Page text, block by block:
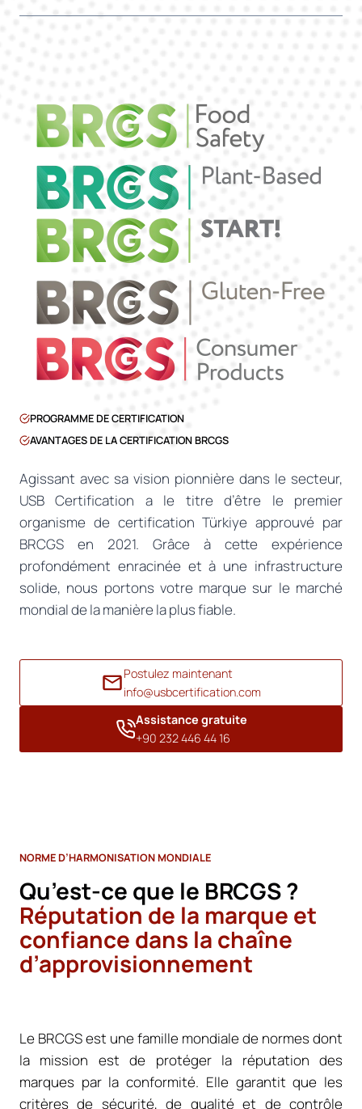
PROGRAMME DE CERTIFICATION
AVANTAGES DE LA CERTIFICATION BRCGS
Agissant avec sa vision pionnière dans le secteur,
USB Certification a le titre d’être le premier
organisme de certification Türkiye approuvé par
BRCGS en 2021. Grâce à cette expérience
profondément enracinée et à une infrastructure
solide, nous portons votre marque sur le marché
mondial de la manière la plus fiable.
Postulez maintenant
info@usbcertification.com
Assistance gratuite
+90 232 446 44 16
NORME D’HARMONISATION MONDIALE
Qu’est-ce que le BRCGS ?
Réputation de la marque et
confiance dans la chaîne
d’approvisionnement
Le BRCGS est une famille mondiale de normes dont
la mission est de protéger la réputation des
marques par la conformité. Elle garantit que les
critères de sécurité, de qualité et de contrôle